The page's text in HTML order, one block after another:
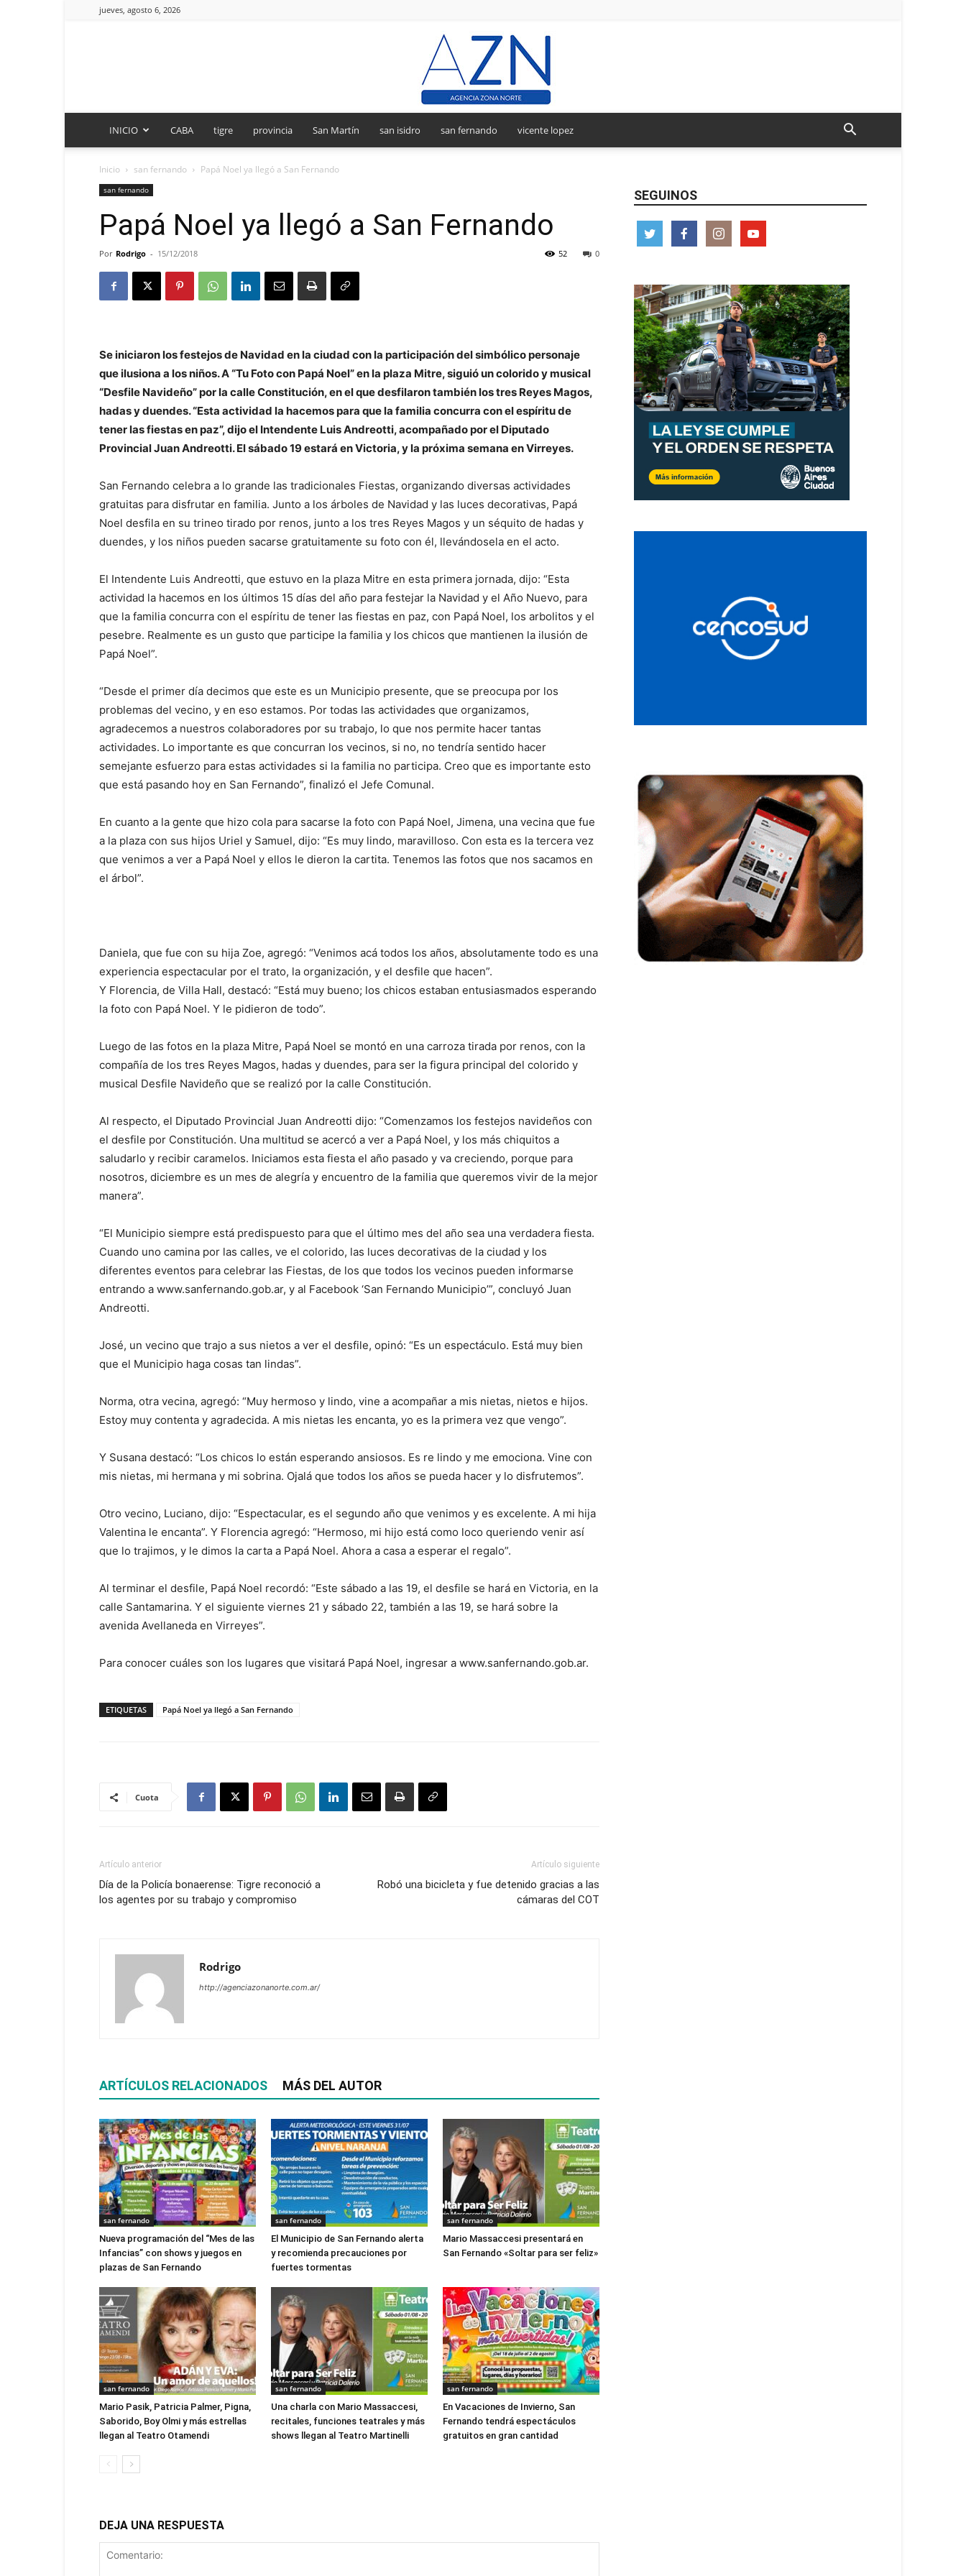
jueves, agosto 6, 2026
INICIO CABA tigre provincia San Martín san isidro san fernando vicente lopez
Inicio san fernando Papá Noel ya llegó a San Fernando
san fernando
Papá Noel ya llegó a San Fernando
Por Rodrigo - 15/12/2018 0
52
Se iniciaron los festejos de Navidad en la ciudad con la participación del simbólico personaje
que ilusiona a los niños. A “Tu Foto con Papá Noel” en la plaza Mitre, siguió un colorido y musical
“Desfile Navideño” por la calle Constitución, en el que desfilaron también los tres Reyes Magos,
hadas y duendes. “Esta actividad la hacemos para que la familia concurra con el espíritu de
tener las fiestas en paz”, dijo el Intendente Luis Andreotti, acompañado por el Diputado
Provincial Juan Andreotti. El sábado 19 estará en Victoria, y la próxima semana en Virreyes.
San Fernando celebra a lo grande las tradicionales Fiestas, organizando diversas actividades
gratuitas para disfrutar en familia. Junto a los árboles de Navidad y las luces decorativas, Papá
Noel desfila en su trineo tirado por renos, junto a los tres Reyes Magos y un séquito de hadas y
duendes, y los niños pueden sacarse gratuitamente su foto con él, llevándosela en el acto.
El Intendente Luis Andreotti, que estuvo en la plaza Mitre en esta primera jornada, dijo: “Esta
actividad la hacemos en los últimos 15 días del año para festejar la Navidad y el Año Nuevo, para
que la familia concurra con el espíritu de tener las fiestas en paz, con Papá Noel, los arbolitos y el
pesebre. Realmente es un gusto que participe la familia y los chicos que mantienen la ilusión de
Papá Noel”.
“Desde el primer día decimos que este es un Municipio presente, que se preocupa por los
problemas del vecino, y en eso estamos. Por todas las actividades que organizamos,
agradecemos a nuestros colaboradores por su trabajo, lo que nos permite hacer tantas
actividades. Lo importante es que concurran los vecinos, si no, no tendría sentido hacer
semejante esfuerzo para estas actividades si la familia no participa. Creo que es importante esto
que está pasando hoy en San Fernando”, finalizó el Jefe Comunal.
En cuanto a la gente que hizo cola para sacarse la foto con Papá Noel, Jimena, una vecina que fue
a la plaza con sus hijos Uriel y Samuel, dijo: “Es muy lindo, maravilloso. Con esta es la tercera vez
que venimos a ver a Papá Noel y ellos le dieron la cartita. Tenemos las fotos que nos sacamos en
el árbol”.
Daniela, que fue con su hija Zoe, agregó: “Venimos acá todos los años, absolutamente todo es una
experiencia espectacular por el trato, la organización, y el desfile que hacen”.
Y Florencia, de Villa Hall, destacó: “Está muy bueno; los chicos estaban entusiasmados esperando
la foto con Papá Noel. Y le pidieron de todo”.
Luego de las fotos en la plaza Mitre, Papá Noel se montó en una carroza tirada por renos, con la
compañía de los tres Reyes Magos, hadas y duendes, para ser la figura principal del colorido y
musical Desfile Navideño que se realizó por la calle Constitución.
Al respecto, el Diputado Provincial Juan Andreotti dijo: “Comenzamos los festejos navideños con
el desfile por Constitución. Una multitud se acercó a ver a Papá Noel, y los más chiquitos a
saludarlo y recibir caramelos. Iniciamos esta fiesta el año pasado y va creciendo, porque para
nosotros, diciembre es un mes de alegría y encuentro de la familia que queremos vivir de la mejor
manera”.
“El Municipio siempre está predispuesto para que el último mes del año sea una verdadera fiesta.
Cuando uno camina por las calles, ve el colorido, las luces decorativas de la ciudad y los
diferentes eventos para celebrar las Fiestas, de los que todos los vecinos pueden informarse
entrando a www.sanfernando.gob.ar, y al Facebook ‘San Fernando Municipio’”, concluyó Juan
Andreotti.
José, un vecino que trajo a sus nietos a ver el desfile, opinó: “Es un espectáculo. Está muy bien
que el Municipio haga cosas tan lindas”.
Norma, otra vecina, agregó: “Muy hermoso y lindo, vine a acompañar a mis nietas, nietos e hijos.
Estoy muy contenta y agradecida. A mis nietas les encanta, yo es la primera vez que vengo”.
Y Susana destacó: “Los chicos lo están esperando ansiosos. Es re lindo y me emociona. Vine con
mis nietas, mi hermana y mi sobrina. Ojalá que todos los años se pueda hacer y lo disfrutemos”.
Otro vecino, Luciano, dijo: “Espectacular, es el segundo año que venimos y es excelente. A mi hija
Valentina le encanta”. Y Florencia agregó: “Hermoso, mi hijo está como loco queriendo venir así
que lo trajimos, y le dimos la carta a Papá Noel. Ahora a casa a esperar el regalo”.
Al terminar el desfile, Papá Noel recordó: “Este sábado a las 19, el desfile se hará en Victoria, en la
calle Santamarina. Y el siguiente viernes 21 y sábado 22, también a las 19, se hará sobre la
avenida Avellaneda en Virreyes”.
Para conocer cuáles son los lugares que visitará Papá Noel, ingresar a www.sanfernando.gob.ar.
ETIQUETAS Papá Noel ya llegó a San Fernando
Cuota
Artículo anterior
Día de la Policía bonaerense: Tigre reconoció a
los agentes por su trabajo y compromiso
Artículo siguiente
Robó una bicicleta y fue detenido gracias a las
cámaras del COT
Rodrigo
http://agenciazonanorte.com.ar/
ARTÍCULOS RELACIONADOS MÁS DEL AUTOR
san fernando
Nueva programación del “Mes de las
Infancias” con shows y juegos en
plazas de San Fernando
san fernando
El Municipio de San Fernando alerta
y recomienda precauciones por
fuertes tormentas
san fernando
Mario Massaccesi presentará en
San Fernando «Soltar para ser feliz»
san fernando
Mario Pasik, Patricia Palmer, Pigna,
Saborido, Boy Olmi y más estrellas
llegan al Teatro Otamendi
san fernando
Una charla con Mario Massaccesi,
recitales, funciones teatrales y más
shows llegan al Teatro Martinelli
san fernando
En Vacaciones de Invierno, San
Fernando tendrá espectáculos
gratuitos en gran cantidad
DEJA UNA RESPUESTA
SEGUINOS